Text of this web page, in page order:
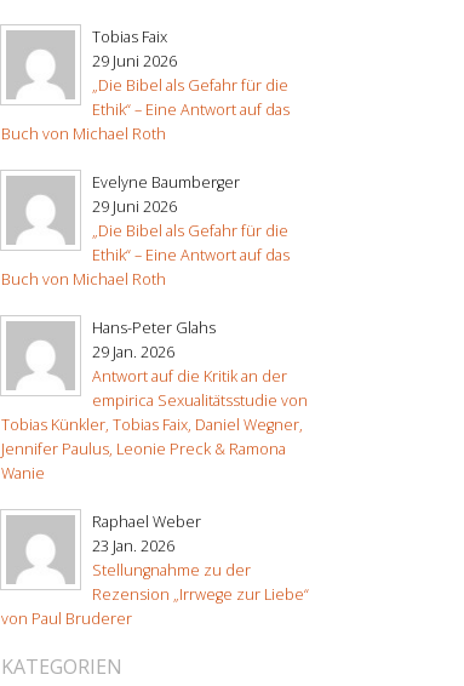
Tobias Faix
29 Juni 2026
„Die Bibel als Gefahr für die
Ethik“ – Eine Antwort auf das
Buch von Michael Roth
Evelyne Baumberger
29 Juni 2026
„Die Bibel als Gefahr für die
Ethik“ – Eine Antwort auf das
Buch von Michael Roth
Hans-Peter Glahs
29 Jan. 2026
Antwort auf die Kritik an der
empirica Sexualitätsstudie von
Tobias Künkler, Tobias Faix, Daniel Wegner,
Jennifer Paulus, Leonie Preck & Ramona
Wanie
Raphael Weber
23 Jan. 2026
Stellungnahme zu der
Rezension „Irrwege zur Liebe“
von Paul Bruderer
KATEGORIEN